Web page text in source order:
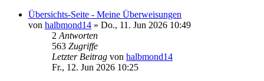
Übersichts-Seite - Meine Überweisungen
von halbmond14 » Do., 11. Jun 2026 10:49
2 Antworten
563 Zugriffe
Letzter Beitrag von halbmond14
Fr., 12. Jun 2026 10:25